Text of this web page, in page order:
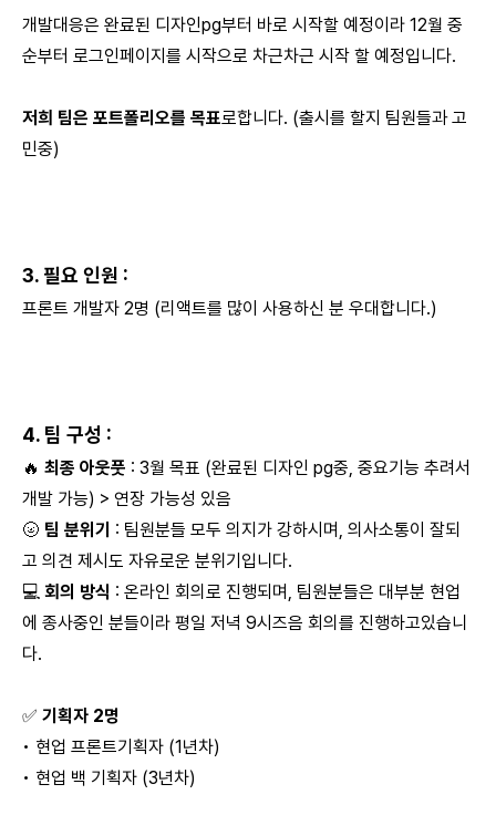
개발대응은 완료된 디자인pg부터 바로 시작할 예정이라 12월 중
순부터 로그인페이지를 시작으로 차근차근 시작 할 예정입니다.
저희 팀은 포트폴리오를 목표로합니다. (출시를 할지 팀원들과 고
민중)
3. 필요 인원 :
프론트 개발자 2명 (리액트를 많이 사용하신 분 우대합니다.)
4. 팀 구성 :
🔥 최종 아웃풋 : 3월 목표 (완료된 디자인 pg중, 중요기능 추려서
개발 가능) > 연장 가능성 있음
🌝 팀 분위기 : 팀원분들 모두 의지가 강하시며, 의사소통이 잘되
고 의견 제시도 자유로운 분위기입니다.
💻 회의 방식 : 온라인 회의로 진행되며, 팀원분들은 대부분 현업
에 종사중인 분들이라 평일 저녁 9시즈음 회의를 진행하고있습니
다.
✅ 기획자 2명
• 현업 프론트기획자 (1년차)
• 현업 백 기획자 (3년차)